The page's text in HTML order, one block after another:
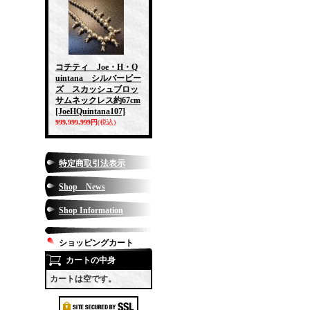
コチティ Joe・H・Q
uintana シルバービー
ズ スカッシュブロッ
サムネックレス約67cm
[JoeHQuintana107]
999,999,999円(税込)
特定商取引法表示
Shop News
Shop Information
ショッピングカート
カートの中身
カートは空です。